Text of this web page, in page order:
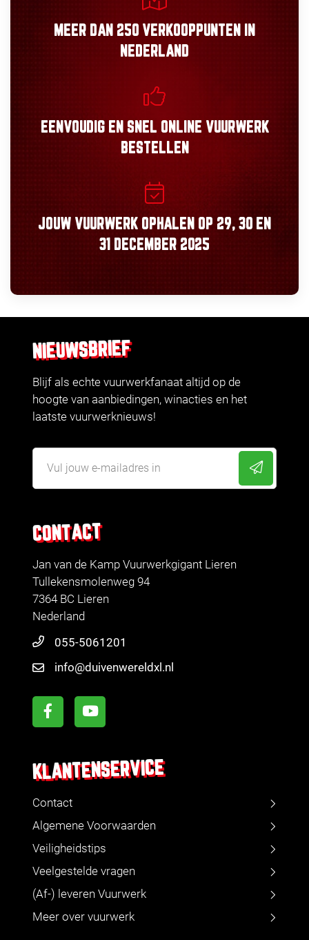
MEER DAN 250 VERKOOPPUNTEN
IN
NEDERLAND
EENVOUDIGEN SNEL ONLINE VUURWERK
BESTELLEN
JOUW VUURWERK OPHALEN OP 29, 30 EN
31 DECEMBER 2025
CONTACT
Jan van de Kamp Vuurwerkgigant Lieren
Tullekensmolenweg 94
7364 BC Lieren
Nederland
055-5061201
info@duivenwereldxl.nl
KLANTENSERVICE
Contact
Algemene Voorwaarden
Veiligheidstips
Veelgestelde vragen
(Af-) leveren Vuurwerk
Meer over vuurwerk
NIEUWSBRIEF
Blijf als echte vuurwerkfanaat altijd op de
hoogte van aanbiedingen, winacties en het
laatste vuurwerknieuws!